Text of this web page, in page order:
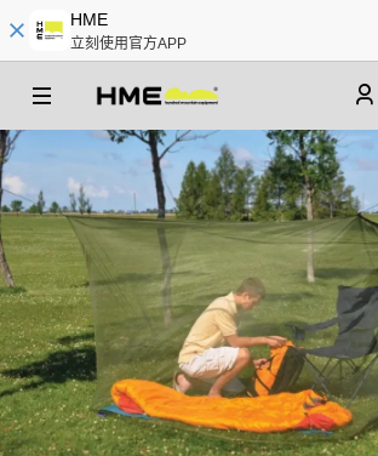
HME
立刻使用官方APP